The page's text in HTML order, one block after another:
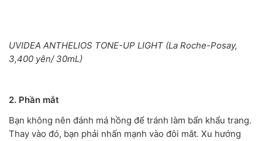
UVIDEA ANTHELIOS TONE-UP LIGHT (La Roche-Posay,
3,400 yên/ 30mL)
2. Phần mắt
Bạn không nên đánh má hồng để tránh làm bẩn khẩu trang.
Thay vào đó, bạn phải nhấn mạnh vào đôi mắt. Xu hướng